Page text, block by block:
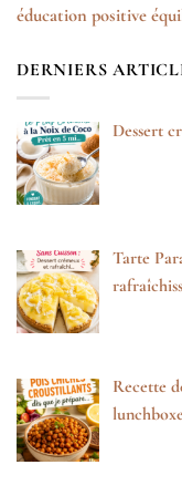
éducation positive
DERNIERS
Dessert
Tarte
Recette